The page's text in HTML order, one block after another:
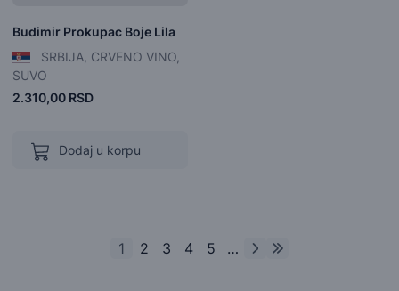
Budimir Prokupac Boje Lila
SRBIJA, CRVENO VINO,
SUVO
2.310,00 RSD
Dodaj u korpu
1 2 3 4 5 …